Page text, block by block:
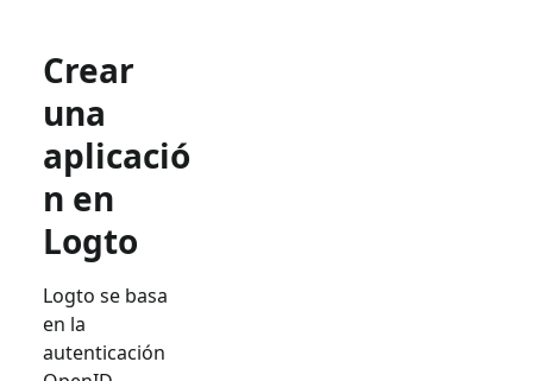
Crear
una
aplicació
n en
Logto
Logto se basa
en la
autenticación